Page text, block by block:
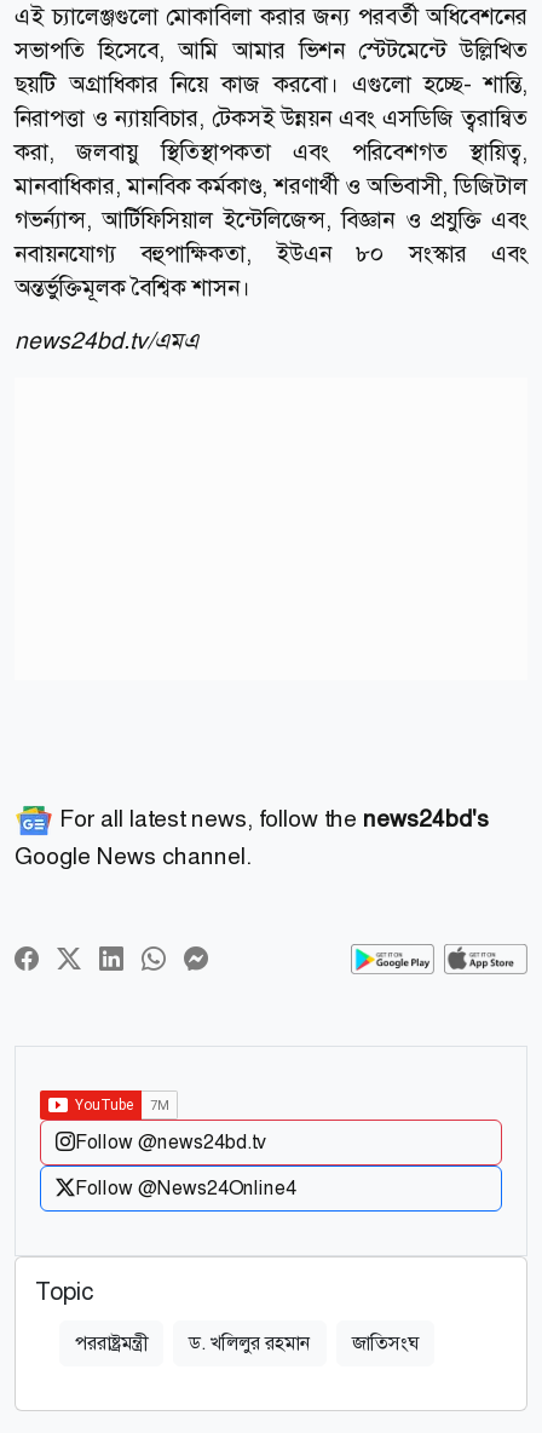
এই চ্যালেঞ্জগুলো মোকাবিলা করার জন্য পরবর্তী অধিবেশনের
সভাপতি হিসেবে, আমি আমার ভিশন স্টেটমেন্টে উল্লিখিত
ছয়টি অগ্রাধিকার নিয়ে কাজ করবো। এগুলো হচ্ছে- শান্তি,
নিরাপত্তা ও ন্যায়বিচার, টেকসই উন্নয়ন এবং এসডিজি ত্বরান্বিত
করা, জলবায়ু স্থিতিস্থাপকতা এবং পরিবেশগত স্থায়িত্ব,
মানবাধিকার, মানবিক কর্মকাণ্ড, শরণার্থী ও অভিবাসী, ডিজিটাল
গভর্ন্যান্স, আর্টিফিসিয়াল ইন্টেলিজেন্স, বিজ্ঞান ও প্রযুক্তি এবং
নবায়নযোগ্য বহুপাক্ষিকতা, ইউএন ৮০ সংস্কার এবং
অন্তর্ভুক্তিমূলক বৈশ্বিক শাসন।
news24bd.tv/এমএ
For all latest news, follow the news24bd's
Google News channel.
Follow @news24bd.tv
Follow @News24Online4
Topic
পররাষ্ট্রমন্ত্রী ড. খলিলুর রহমান জাতিসংঘ